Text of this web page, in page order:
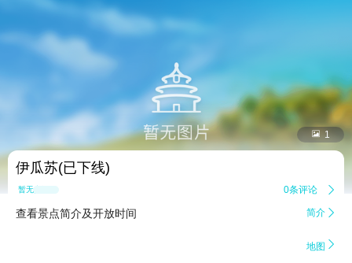
 1
伊瓜苏(已下线)
暂无点评 0条评论 
查看景点简介及开放时间 简介 
地图 